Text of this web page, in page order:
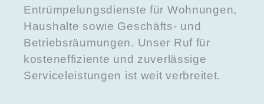
Entrümpelungsdienste für Wohnungen,
Haushalte sowie Geschäfts- und
Betriebsräumungen. Unser Ruf für
kosteneffiziente und zuverlässige
Serviceleistungen ist weit verbreitet.